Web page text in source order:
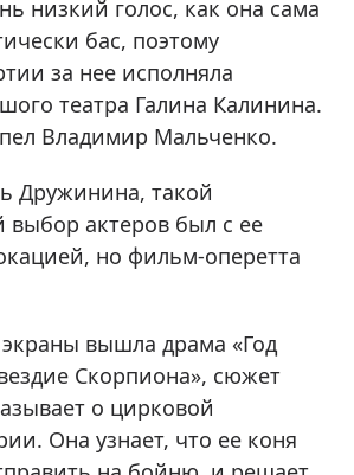
низкий голос, как она сама
бас, поэтому
за нее исполняла
театра Галина Калинина.
Владимир Мальченко.
Дружинина, такой
актеров был с ее
но фильм-оперетта
экраны вышла драма «Год
Скорпиона», сюжет
о цирковой
Она узнает, что ее коня